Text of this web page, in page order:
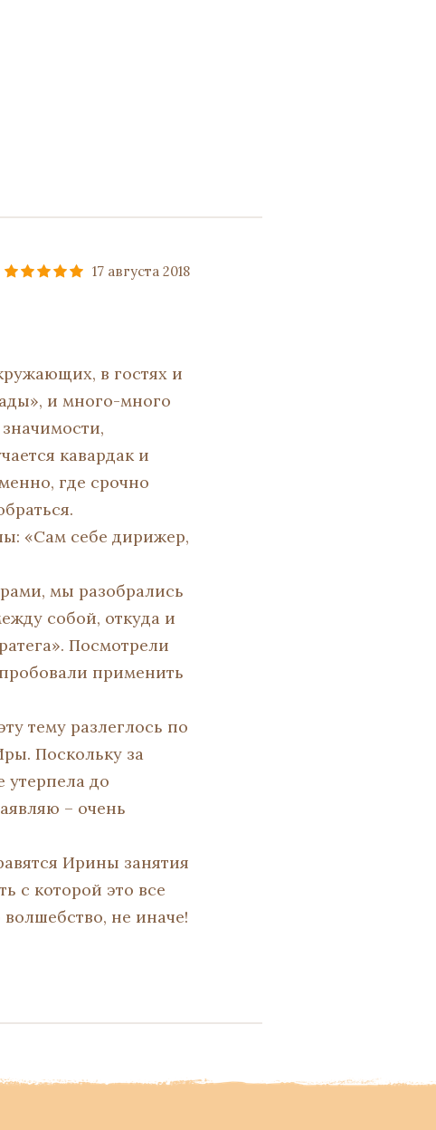
17 августа 2018
в гостях и
и много-много
кавардак и
где срочно
«Сам себе дирижер,
мы разобрались
собой, откуда и
Посмотрели
применить
тему разлеглось по
Поскольку за
утерпела до
– очень
Ирины занятия
с которой это все
волшебство, не иначе!